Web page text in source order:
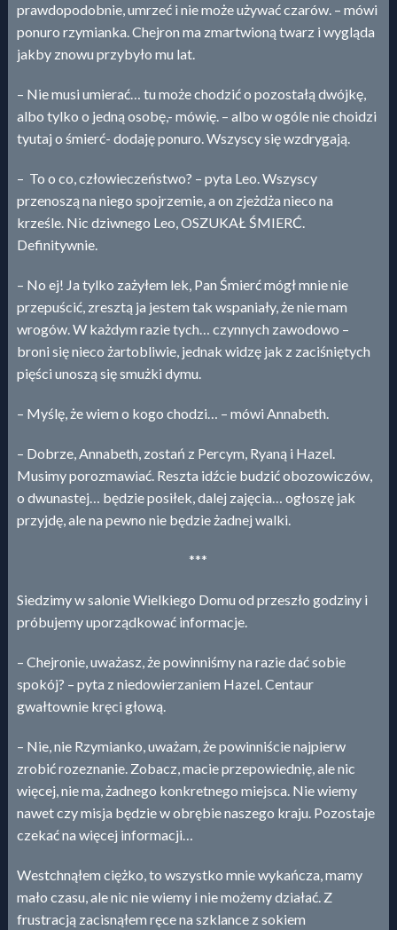
prawdopodobnie, umrzeć i nie może używać czarów. – mówi
ponuro rzymianka. Chejron ma zmartwioną twarz i wygląda
jakby znowu przybyło mu lat.
– Nie musi umierać… tu może chodzić o pozostałą dwójkę,
albo tylko o jedną osobę,- mówię. – albo w ogóle nie choidzi
tyutaj o śmierć- dodaję ponuro. Wszyscy się wzdrygają.
– To o co, człowieczeństwo? – pyta Leo. Wszyscy
przenoszą na niego spojrzemie, a on zjeżdża nieco na
krześle. Nic dziwnego Leo, OSZUKAŁ ŚMIERĆ.
Definitywnie.
– No ej! Ja tylko zażyłem lek, Pan Śmierć mógł mnie nie
przepuścić, zresztą ja jestem tak wspaniały, że nie mam
wrogów. W każdym razie tych… czynnych zawodowo –
broni się nieco żartobliwie, jednak widzę jak z zaciśniętych
pięści unoszą się smużki dymu.
– Myślę, że wiem o kogo chodzi… – mówi Annabeth.
– Dobrze, Annabeth, zostań z Percym, Ryaną i Hazel.
Musimy porozmawiać. Reszta idźcie budzić obozowiczów,
o dwunastej… będzie posiłek, dalej zajęcia… ogłoszę jak
przyjdę, ale na pewno nie będzie żadnej walki.
***
Siedzimy w salonie Wielkiego Domu od przeszło godziny i
próbujemy uporządkować informacje.
– Chejronie, uważasz, że powinniśmy na razie dać sobie
spokój? – pyta z niedowierzaniem Hazel. Centaur
gwałtownie kręci głową.
– Nie, nie Rzymianko, uważam, że powinniście najpierw
zrobić rozeznanie. Zobacz, macie przepowiednię, ale nic
więcej, nie ma, żadnego konkretnego miejsca. Nie wiemy
nawet czy misja będzie w obrębie naszego kraju. Pozostaje
czekać na więcej informacji…
Westchnąłem ciężko, to wszystko mnie wykańcza, mamy
mało czasu, ale nic nie wiemy i nie możemy działać. Z
frustracją zacisnąłem ręce na szklance z sokiem